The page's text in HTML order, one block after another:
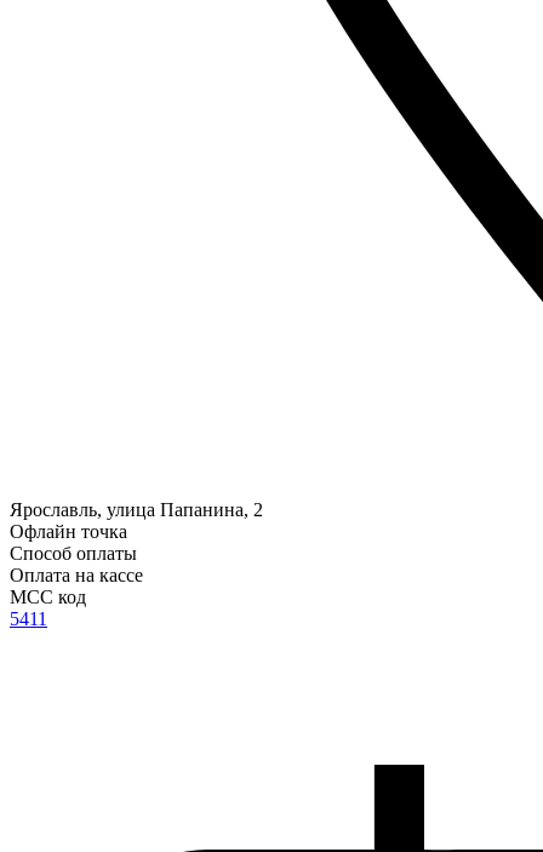
Ярославль, улица Папанина, 2
Офлайн точка
Способ оплаты
Оплата на кассе
MCC код
5411